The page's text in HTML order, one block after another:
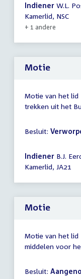
Indiener W.L.
Kamerlid, NSC
+ 1 andere
Motie
Motie van het lid
trekken uit het
Besluit:
Indiener B.J.
Kamerlid, JA21
Motie
Motie van het lid
middelen voor
Besluit: